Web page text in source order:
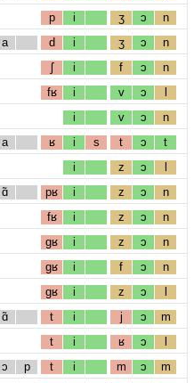
p i ʒ ɔ n
a d i ʒ ɔ n
ʃ i f ɔ n
fʁ i v ɔ l
i v ɔ n
a ʁ i s t ɔ t
i z ɔ l
ɑ̃ pʁ i z ɔ n
fʁ i z ɔ n
gʁ i z ɔ n
gʁ i f ɔ n
gʁ i z ɔ l
ɑ̃ t i j ɔ m
t i ʁ ɔ l
ɔ p t i m ɔ m